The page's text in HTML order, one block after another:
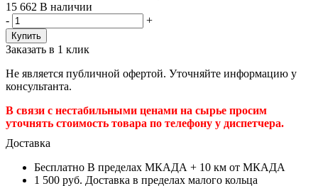
15 662 В наличии
-
+
Заказать в 1 клик
Не является публичной офертой. Уточняйте информацию у
консультанта.
В связи с нестабильными ценами на сырье просим
уточнять стоимость товара по телефону у диспетчера.
Доставка
Бесплатно В пределах МКАДА + 10 км от МКАДА
1 500 руб. Доставка в пределах малого кольца